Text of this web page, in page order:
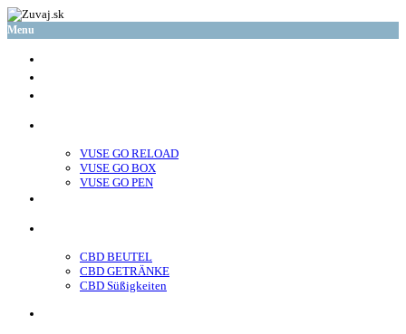
Menu
VUSE GO RELOAD
VUSE GO BOX
VUSE GO PEN
CBD BEUTEL
CBD GETRÄNKE
CBD Süßigkeiten